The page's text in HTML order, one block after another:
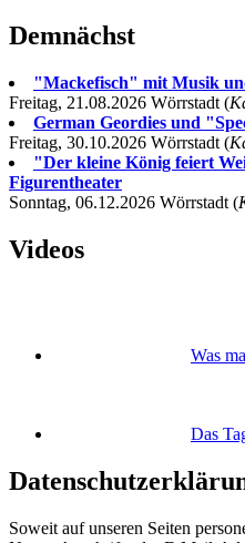
Demnächst
"Mackefisch" mit Musik
Freitag, 21.08.2026 Wörrstadt (
German Geordies und
Freitag, 30.10.2026 Wörrstadt (
"Der kleine König feiert
Figurentheater
Sonntag, 06.12.2026 Wörrstadt (
Videos
Was
Das
Soweit auf unseren Seiten